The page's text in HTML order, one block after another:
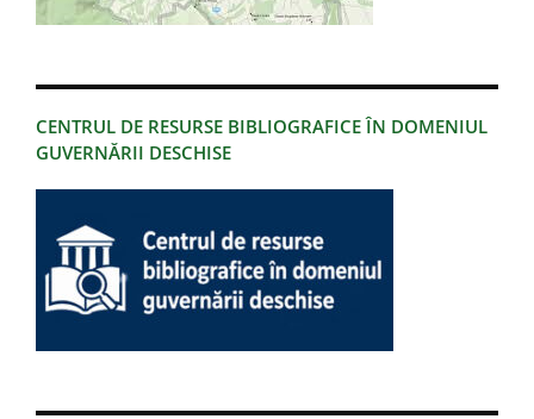
CENTRUL DE RESURSE BIBLIOGRAFICE ÎN DOMENIUL
GUVERNĂRII DESCHISE